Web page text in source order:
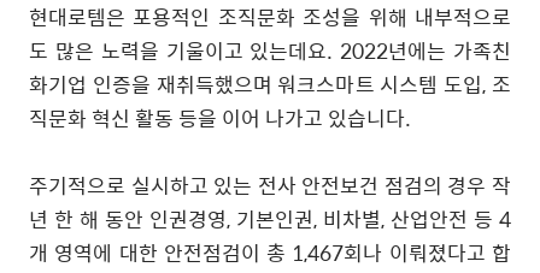
현대로템은 포용적인 조직문화 조성을 위해 내부적으로
도 많은 노력을 기울이고 있는데요. 2022년에는 가족친
화기업 인증을 재취득했으며 워크스마트 시스템 도입, 조
직문화 혁신 활동 등을 이어 나가고 있습니다.
주기적으로 실시하고 있는 전사 안전보건 점검의 경우 작
년 한 해 동안 인권경영, 기본인권, 비차별, 산업안전 등 4
개 영역에 대한 안전점검이 총 1,467회나 이뤄졌다고 합